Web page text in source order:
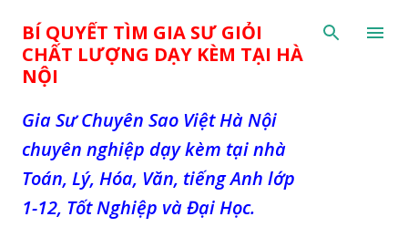
Chuyển đến nội dung chính
BÍ QUYẾT TÌM GIA SƯ GIỎI
CHẤT LƯỢNG DẠY KÈM TẠI HÀ
NỘI
Gia Sư Chuyên Sao Việt Hà Nội
chuyên nghiệp dạy kèm tại nhà
Toán, Lý, Hóa, Văn, tiếng Anh lớp
1-12, Tốt Nghiệp và Đại Học.